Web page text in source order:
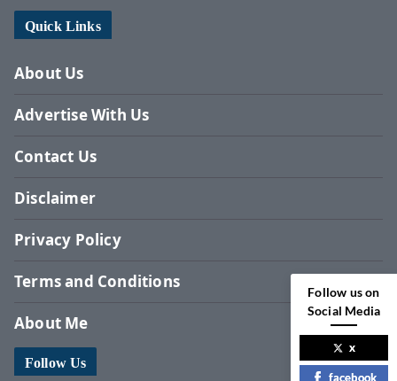
Quick Links
About Us
Advertise With Us
Contact Us
Disclaimer
Privacy Policy
Terms and Conditions
About Me
Follow Us
Follow us on
Social Media
x
facebook